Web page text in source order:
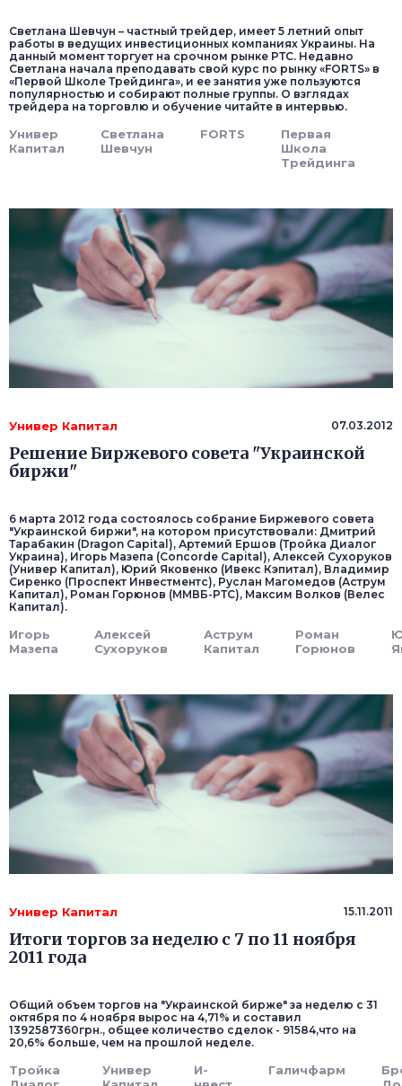
Светлана Шевчун – частный трейдер, имеет 5 летний опыт
работы в ведущих инвестиционных компаниях Украины. На
данный момент торгует на срочном рынке РТС. Недавно
Светлана начала преподавать свой курс по рынку «FORTS» в
«Первой Школе Трейдинга», и ее занятия уже пользуются
популярностью и собирают полные группы. О взглядах
трейдера на торговлю и обучение читайте в интервью.
Универ
Капитал
Светлана
Шевчун
FORTS
Первая
Школа
Трейдинга
Универ Капитал 07.03.2012
Решение Биржевого совета "Украинской
биржи"
6 марта 2012 года состоялось собрание Биржевого совета
"Украинской биржи", на котором присутствовали: Дмитрий
Тарабакин (Dragon Capital), Артемий Ершов (Тройка Диалог
Украина), Игорь Мазепа (Concorde Capital), Алексей Сухоруков
(Универ Капитал), Юрий Яковенко (Ивекс Кэпитал), Владимир
Сиренко (Проспект Инвестментс), Руслан Магомедов (Аструм
Капитал), Роман Горюнов (ММВБ-РТС), Максим Волков (Велес
Капитал).
Игорь
Мазепа
Алексей
Сухоруков
Аструм
Капитал
Роман
Горюнов
Универ Капитал 15.11.2011
Итоги торгов за неделю с 7 по 11 ноября
2011 года
Общий объем торгов на "Украинской бирже" за неделю с 31
октября по 4 ноября вырос на 4,71% и составил
1392587360грн., общее количество сделок - 91584,что на
20,6% больше, чем на прошлой неделе.
Тройка
Универ
И-
Галичфарм